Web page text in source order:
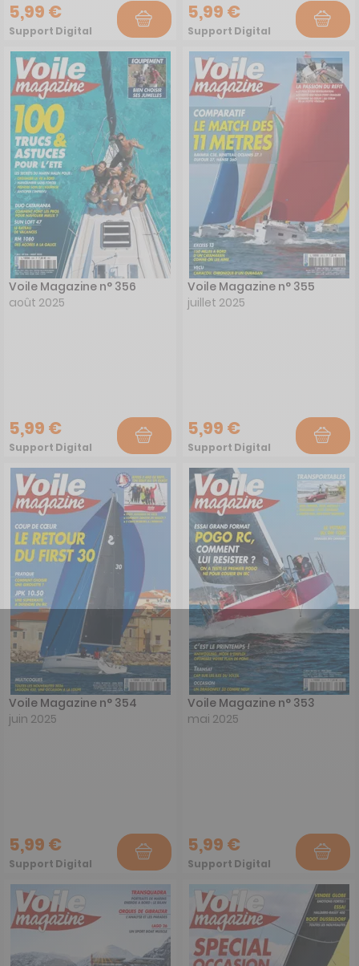
5,99 €
Support Digital
5,99 €
Support Digital
Voile Magazine n° 356
août 2025
5,99 €
Support Digital
Voile Magazine n° 355
juillet 2025
5,99 €
Support Digital
Voile Magazine n° 354
juin 2025
5,99 €
Support Digital
Voile Magazine n° 353
mai 2025
5,99 €
Support Digital